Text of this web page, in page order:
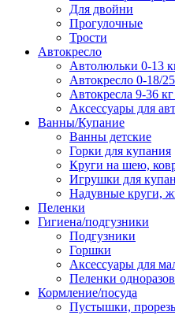
Для двойни
Прогулочные
Трости
Автокресло
Автолюльки 0-13
Автокресло 0-18/
Автокресла 9-36
Аксессуары для
Ванны/Купание
Ванны детские
Горки для купания
Круги на шею,
Игрушки для
Надувные круги,
Пеленки
Гигиена/подгузники
Подгузники
Горшки
Аксессуары для
Пеленки
Кормление/посуда
Пустышки,